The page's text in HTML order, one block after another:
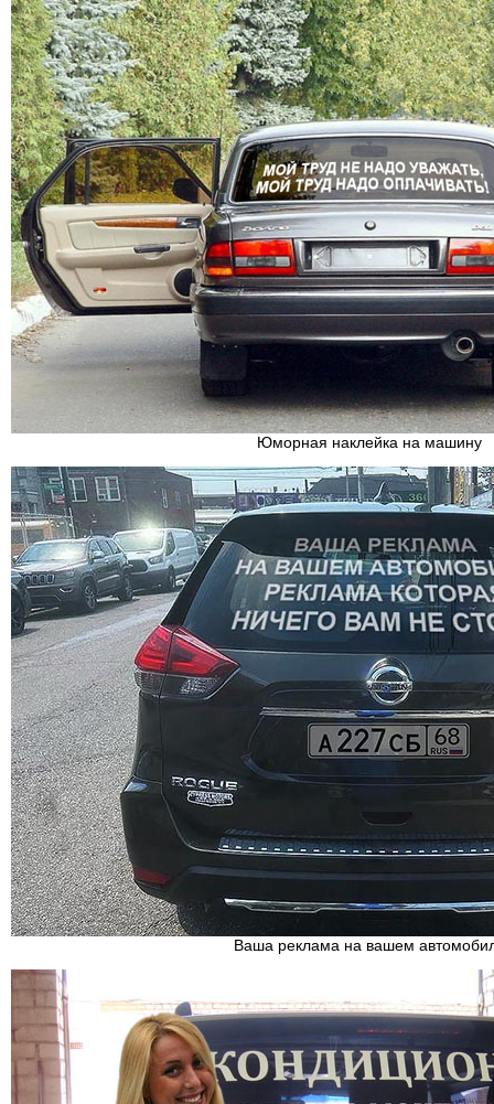
Юморная наклейка на машину
Ваша реклама на вашем